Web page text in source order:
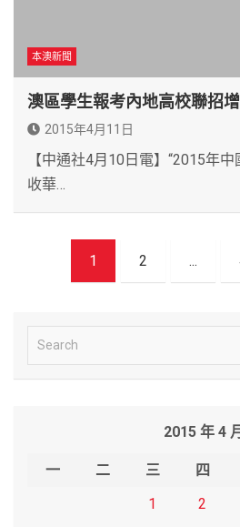
本澳新聞
澳區學生報考內地高校聯招
2015年4月11日
【中通社4月10日電】“2015年
收華…
1 2 ...
e
2015 年 4 月
一 二 三 四
1
2